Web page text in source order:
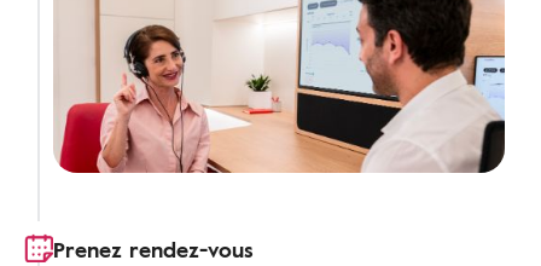
Prenez rendez-vous